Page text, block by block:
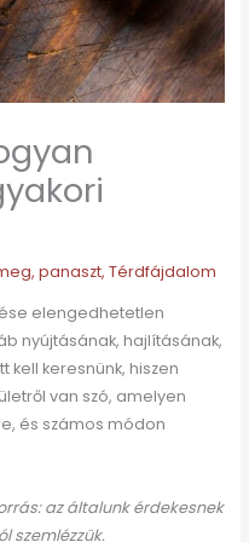
, panaszt, Térdfájdalom
elengedhetetlen
nyújtásának, hajlításának,
kell keresnünk, hiszen
van szó, amelyen
és számos módon
az általunk érdekesnek
szemlézzük.